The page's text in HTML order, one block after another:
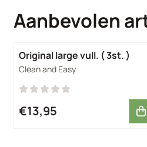
Aanbevolen
Original large vull. ( 3st. )
Merk:
Clean and Easy
Prijs: 13,95
€13,95